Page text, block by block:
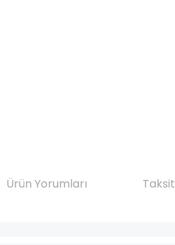
Ürün Yorumları